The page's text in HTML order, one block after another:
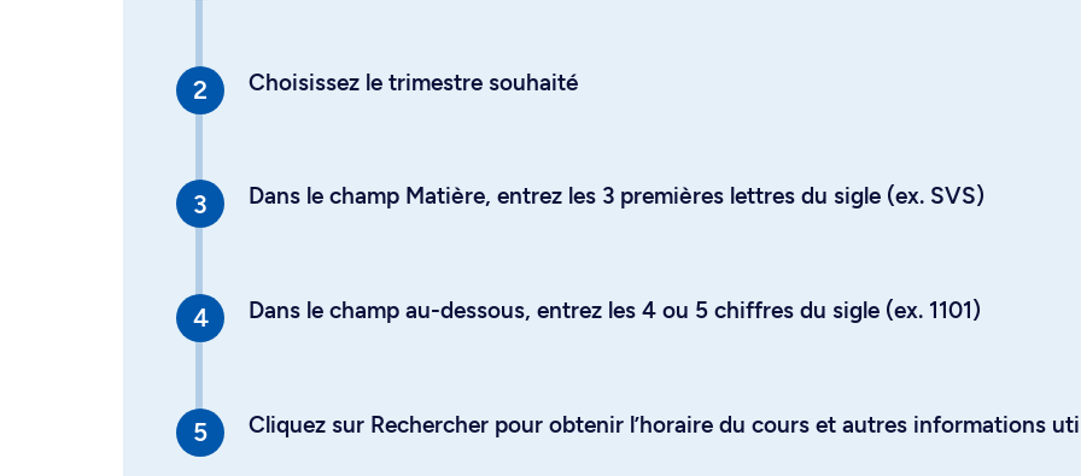
Choisissez le trimestre souhaité
Dans le champ Matière, entrez les 3 premières lettres du sigle (ex. SVS)
Dans le champ au-dessous, entrez les 4 ou 5 chiffres du sigle (ex. 1101)
Cliquez sur Rechercher pour obtenir l’horaire du cours et autres informations